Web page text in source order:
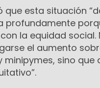
que esta situación
profundamente
la equidad social.
el aumento
minipymes, sino que